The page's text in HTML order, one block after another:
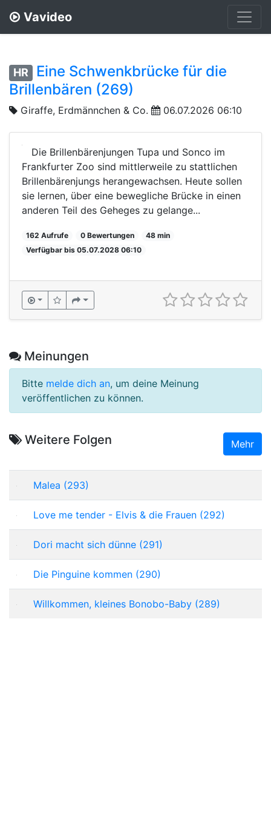
Vavideo
HR
Eine Schwenkbrücke für die
Brillenbären (269)
Giraffe, Erdmännchen & Co. 06.07.2026 06:10
Die Brillenbärenjungen Tupa und Sonco im
Frankfurter Zoo sind mittlerweile zu stattlichen
Brillenbärenjungs herangewachsen. Heute sollen
sie lernen, über eine bewegliche Brücke in einen
anderen Teil des Geheges zu gelange...
162 Aufrufe 0 Bewertungen
48 min
Verfügbar bis 05.07.2028 06:10
Meinungen
Bitte melde dich an, um deine Meinung
veröffentlichen zu können.
Weitere Folgen Mehr
Malea (293)
Love me tender - Elvis & die Frauen (292)
Dori macht sich dünne (291)
Die Pinguine kommen (290)
Willkommen, kleines Bonobo-Baby (289)